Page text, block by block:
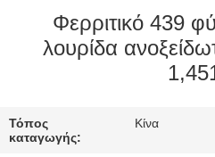
ΓΎΡΟΣ
ΕΡΓΟΣΤΑΣΊΩΝ
ΈΛΕΓΧΟΣ
Φερριτικό 439
λουρίδα
Τόπος
καταγωγής:
Κίνα